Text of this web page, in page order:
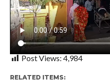
Post Views: 4,984
RELATED ITEMS: